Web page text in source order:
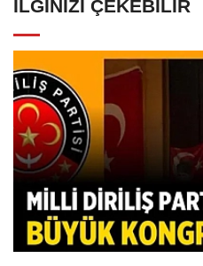
İLGINIZI ÇEKEBILIR